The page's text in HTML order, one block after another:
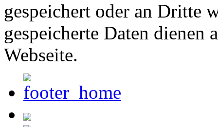
gespeichert oder an Dritte
gespeicherte Daten
Webseite.